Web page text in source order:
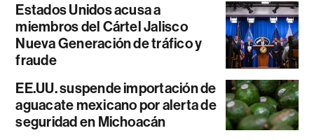
Estados Unidos acusa a
miembros del Cártel Jalisco
Nueva Generación de tráfico y
fraude
EE.UU. suspende importación de
aguacate mexicano por alerta de
seguridad en Michoacán